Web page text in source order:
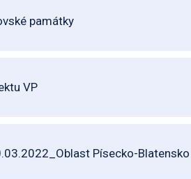
památky
VP
Písecko-Blatensko